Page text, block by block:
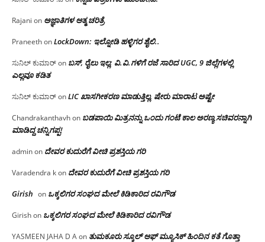
Rajani on ಅಜ್ಞಾತಿಗಳ ಆತ್ಮ ಚರಿತ್ರೆ
PraneethonLockDown: ಇಲ್ನೋಡಿ ಹಳ್ಳಿಗರ ಶೈಲಿ..
ಸುನಿಲ್ ಕುಮಾರ್on ಬಸ್, ರೈಲು ಇಲ್ಲ; ವಿ.ವಿ.ಗಳಿಗೆ ರಜೆ ಸಾರಿದ UGC, 9 ಜಿಲ್ಲೆಗಳಲ್ಲಿ
ಎಲ್ಲವೂ ಕಡಿತ
ಸುನಿಲ್ ಕುಮಾರ್onLIC ಖಾಸಗೀಕರಣ ಮಾಡುತ್ತಿಲ್ಲ, ಷೇರು ಮಾರಾಟ ಅಷ್ಟೇ
Chandrakanthavhon ಬಡಪಾಯಿ ಮಿತ್ರನನ್ನು ಒಂದು ಗಂಟೆ ಕಾಲ ಅರಣ್ಯ ಸಚಿವರನ್ನಾಗಿ
ಮಾಡಿದ್ದ ಚನ್ನಿಗಪ್ಪ!
adminon ದೇವರ ಕುದುರೆಗೆ ವೀಚಿ ಪ್ರಶಸ್ತಿಯ ಗರಿ
Varadendra kon ದೇವರ ಕುದುರೆಗೆ ವೀಚಿ ಪ್ರಶಸ್ತಿಯ ಗರಿ
Girish on ಒಕ್ಕಲಿಗರ ಸಂಘದ ಮೇಲೆ ಕಿಡಿಕಾರಿದ ರವಿಗೌಡ
Girishon ಒಕ್ಕಲಿಗರ ಸಂಘದ ಮೇಲೆ ಕಿಡಿಕಾರಿದ ರವಿಗೌಡ
YASMEEN JAHA D Aon ತುಮಕೂರು ಸ್ಕೂಲ್ ಆಫ್ ಮ್ಯೂಸಿಕ್ ಹಿಂದಿನ ಕತೆ ಗೊತ್ತಾ